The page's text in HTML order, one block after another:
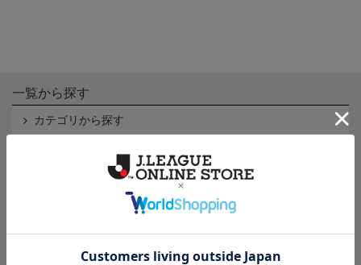
一覧から探す
カテゴリから探す
Ｊ2